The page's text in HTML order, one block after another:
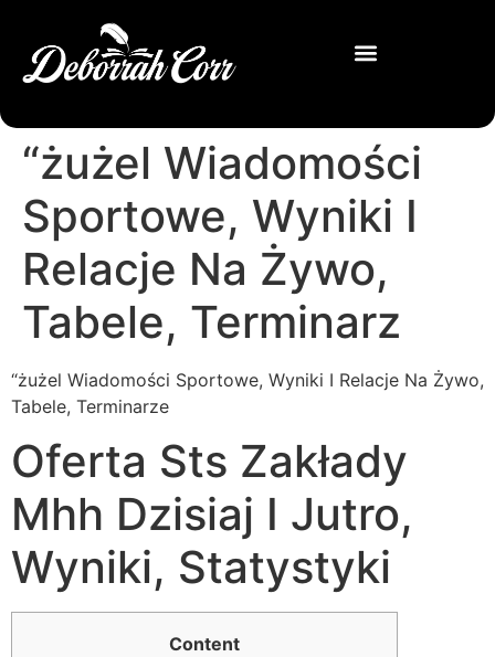
“żużel Wiadomości
Sportowe, Wyniki I
Relacje Na Żywo,
Tabele, Terminarz
“żużel Wiadomości Sportowe, Wyniki I Relacje Na Żywo,
Tabele, Terminarze
Oferta Sts Zakłady
Mhh Dzisiaj I Jutro,
Wyniki, Statystyki
Content